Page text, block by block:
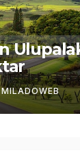
MILADOWEB